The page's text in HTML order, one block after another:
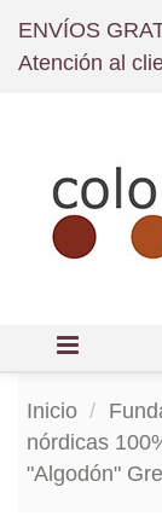
ENVÍOS
Atención al
Inicio
nórdicas
"Algodón"